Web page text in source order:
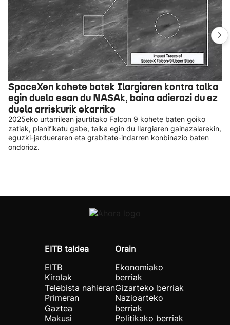
SpaceXen kohete batek Ilargiaren kontra talka
egin duela esan du NASAk, baina adierazi du ez
duela arriskurik ekarriko
2025eko urtarrilean jaurtitako Falcon 9 kohete baten goiko
zatiak, planifikatu gabe, talka egin du Ilargiaren gainazalarekin,
eguzki-jardueraren eta grabitate-indarren konbinazio baten
ondorioz.
EITB taldea
EITB
Kirolak
Telebista nahieran
Primeran
Gaztea
Makusi
Orain
Ekonomiako
berriak
Gizarteko berriak
Nazioarteko
berriak
Politikako berriak